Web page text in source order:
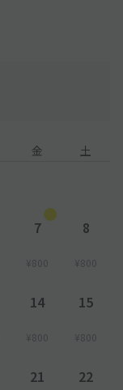
金 土
7
¥800
8
¥800
14
¥800
15
¥800
21 22